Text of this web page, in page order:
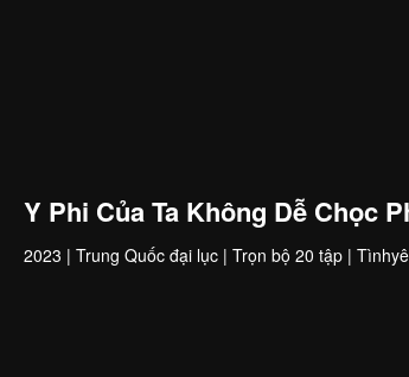
Y Phi Của Ta Không Dễ Chọc
2023 | Trung Quốc đại lục | Trọn bộ 20 tập |